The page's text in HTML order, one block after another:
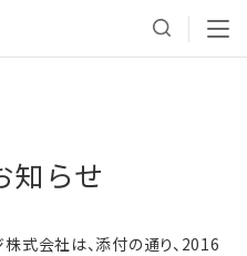
知らせ
株式会社は、添付の通り、2016